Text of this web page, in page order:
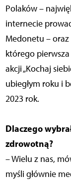
Polaków –
internecie
Medonetu –
którego pierwsza
akcji „Kochaj
ubiegłym roku i
2023 rok.
Dlaczego
zdrowotną?
– Wielu z nas,
myśli głównie